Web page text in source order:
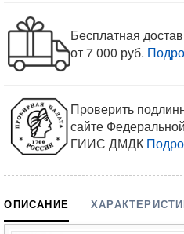
Бесплатная
от 7 000 руб.
Проверить
сайте
ГИИС ДМДК
ОПИСАНИЕ